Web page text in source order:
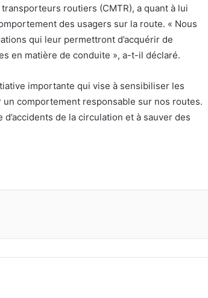
routiers (CMTR), a quant à lui
des usagers sur la route. « Nous
qui leur permettront d’acquérir de
en matière de conduite », a-t-il déclaré.
importante qui vise à sensibiliser les
comportement responsable sur nos routes.
de la circulation et à sauver des